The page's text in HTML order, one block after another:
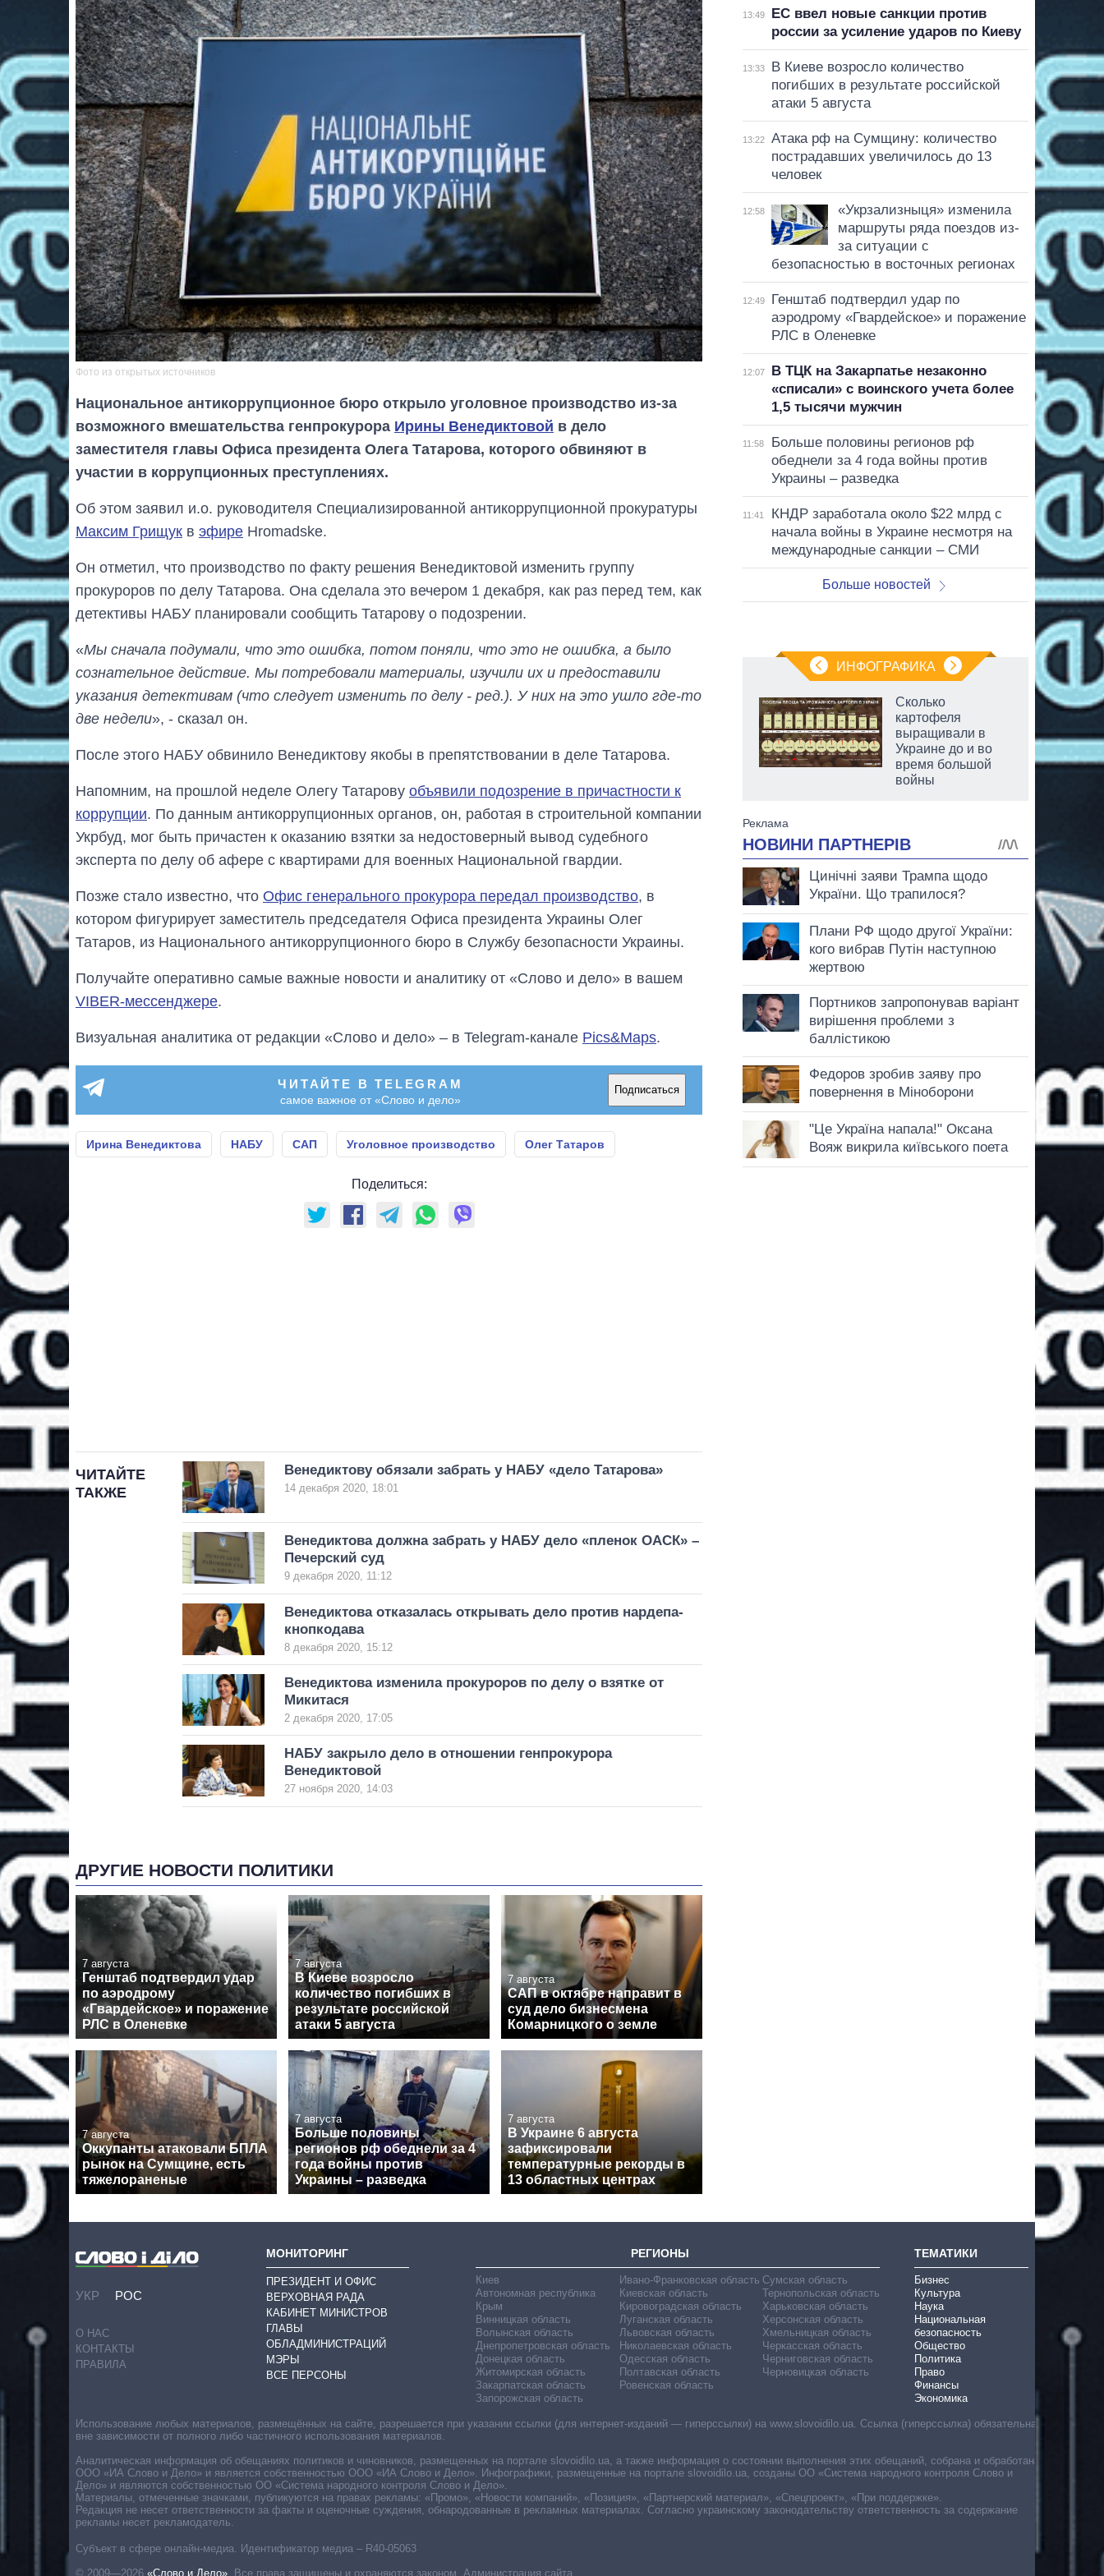
Фото из открытых источников
Национальное антикоррупционное бюро открыло уголовное производство из-за
возможного вмешательства генпрокурора Ирины Венедиктовой в дело
заместителя главы Офиса президента Олега Татарова, которого обвиняют в
участии в коррупционных преступлениях.
Об этом заявил и.о. руководителя Специализированной антикоррупционной прокуратуры
Максим Грищук в эфире Нromadske.
Он отметил, что производство по факту решения Венедиктовой изменить группу
прокуроров по делу Татарова. Она сделала это вечером 1 декабря, как раз перед тем, как
детективы НАБУ планировали сообщить Татарову о подозрении.
«Мы сначала подумали, что это ошибка, потом поняли, что это не ошибка, а было
сознательное действие. Мы потребовали материалы, изучили их и предоставили
указания детективам (что следует изменить по делу - ред.). У них на это ушло где-то
две недели», - сказал он.
После этого НАБУ обвинило Венедиктову якобы в препятствовании в деле Татарова.
Напомним, на прошлой неделе Олегу Татарову объявили подозрение в причастности к
коррупции. По данным антикоррупционных органов, он, работая в строительной компании
Укрбуд, мог быть причастен к оказанию взятки за недостоверный вывод судебного
эксперта по делу об афере с квартирами для военных Национальной гвардии.
Позже стало известно, что Офис генерального прокурора передал производство, в
котором фигурирует заместитель председателя Офиса президента Украины Олег
Татаров, из Национального антикоррупционного бюро в Службу безопасности Украины.
Получайте оперативно самые важные новости и аналитику от «Слово и дело» в вашем
VIBER-мессенджере.
Визуальная аналитика от редакции «Слово и дело» – в Telegram-канале Pics&Maps.
ЧИТАЙТЕ В TELEGRAM
самое важное от «Слово и дело»
Подписаться
Ирина Венедиктова НАБУ САП Уголовное производство Олег Татаров
Поделиться:
ЧИТАЙТЕ
ТАКЖЕ
Венедиктову обязали забрать у НАБУ «дело Татарова»
14 декабря 2020, 18:01
Венедиктова должна забрать у НАБУ дело «пленок ОАСК» –
Печерский суд
9 декабря 2020, 11:12
Венедиктова отказалась открывать дело против нардепа-
кнопкодава
8 декабря 2020, 15:12
Венедиктова изменила прокуроров по делу о взятке от
Микитася
2 декабря 2020, 17:05
НАБУ закрыло дело в отношении генпрокурора
Венедиктовой
27 ноября 2020, 14:03
ДРУГИЕ НОВОСТИ ПОЛИТИКИ
7 августа
Генштаб подтвердил удар
по аэродрому
«Гвардейское» и поражение
РЛС в Оленевке
7 августа
В Киеве возросло
количество погибших в
результате российской
атаки 5 августа
7 августа
САП в октябре направит в
суд дело бизнесмена
Комарницкого о земле
7 августа
Оккупанты атаковали БПЛА
рынок на Сумщине, есть
тяжелораненые
7 августа
Больше половины
регионов рф обеднели за 4
года войны против
Украины – разведка
7 августа
В Украине 6 августа
зафиксировали
температурные рекорды в
13 областных центрах
13:49
ЕС ввел новые санкции против
россии за усиление ударов по Киеву
13:33
В Киеве возросло количество
погибших в результате российской
атаки 5 августа
13:22
Атака рф на Сумщину: количество
пострадавших увеличилось до 13
человек
12:58
«Укрзализныця» изменила
маршруты ряда поездов из-
за ситуации с
безопасностью в восточных регионах
12:49
Генштаб подтвердил удар по
аэродрому «Гвардейское» и поражение
РЛС в Оленевке
12:07
В ТЦК на Закарпатье незаконно
«списали» с воинского учета более
1,5 тысячи мужчин
11:58
Больше половины регионов рф
обеднели за 4 года войны против
Украины – разведка
11:41
КНДР заработала около $22 млрд с
начала войны в Украине несмотря на
международные санкции – СМИ
Больше новостей
ИНФОГРАФИКА
Как изменился
обороны за 13 лет
войны с россией
Сколько
картофеля
выращивали в
Украине до и во
время большой
войны
УКР РОС
О НАС
КОНТАКТЫ
ПРАВИЛА
МОНИТОРИНГ
ПРЕЗИДЕНТ И ОФИС
ВЕРХОВНАЯ РАДА
КАБИНЕТ МИНИСТРОВ
ГЛАВЫ
ОБЛАДМИНИСТРАЦИЙ
МЭРЫ
ВСЕ ПЕРСОНЫ
РЕГИОНЫ
Киев
Автономная республика
Крым
Винницкая область
Волынская область
Днепропетровская область
Донецкая область
Житомирская область
Закарпатская область
Запорожская область
Ивано-Франковская область
Киевская область
Кировоградская область
Луганская область
Львовская область
Николаевская область
Одесская область
Полтавская область
Ровенская область
Сумская область
Тернопольская область
Харьковская область
Херсонская область
Хмельницкая область
Черкасская область
Черниговская область
Черновицкая область
ТЕМАТИКИ
Бизнес
Культура
Наука
Национальная
безопасность
Общество
Политика
Право
Финансы
Экономика
Субъект в сфере онлайн-медиа. Идентификатор медиа – R40-05063
© 2009—2026 «Слово и Дело» Все права защищены и охраняются законом. Администрация сайта
Использование любых материалов, размещённых на сайте, разрешается при указании ссылки (для интернет-изданий — гиперссылки) на www.slovoidilo.ua. Ссылка (гиперссылка) обязательна
вне зависимости от полного либо частичного использования материалов.
Аналитическая информация об обещаниях политиков и чиновников, размещенных на портале slovoidilo.ua, а также информация о состоянии выполнения этих обещаний, собрана и обработана
ООО «ИА Слово и Дело» и является собственностью ООО «ИА Слово и Дело». Инфографики, размещенные на портале slovoidilo.ua, созданы ОО «Система народного контроля Слово и
Дело» и являются собственностью ОО «Система народного контроля Слово и Дело».
Материалы, отмеченные значками, публикуются на правах рекламы: «Промо», «Новости компаний», «Позиция», «Партнерский материал», «Спецпроект», «При поддержке».
Редакция не несет ответственности за факты и оценочные суждения, обнародованные в рекламных материалах. Согласно украинскому законодательству ответственность за содержание
рекламы несет рекламодатель.